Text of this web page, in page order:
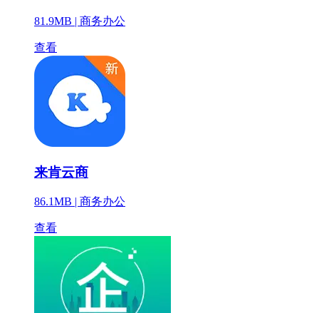
81.9MB | 商务办公
查看
来肯云商
86.1MB | 商务办公
查看